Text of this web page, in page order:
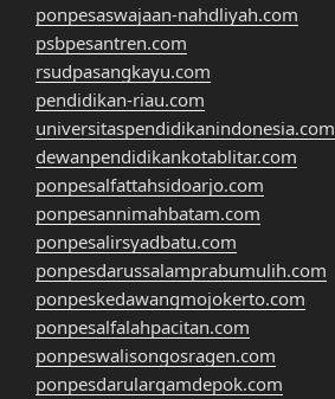
ponpesaswajaan-nahdliyah.com
psbpesantren.com
rsudpasangkayu.com
pendidikan-riau.com
universitaspendidikanindonesia.com
dewanpendidikankotablitar.com
ponpesalfattahsidoarjo.com
ponpesannimahbatam.com
ponpesalirsyadbatu.com
ponpesdarussalamprabumulih.com
ponpeskedawangmojokerto.com
ponpesalfalahpacitan.com
ponpeswalisongosragen.com
ponpesdarularqamdepok.com